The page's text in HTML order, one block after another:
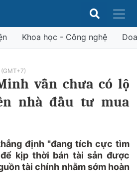
Khoa học - Công nghệ
vẫn chưa có lộ
nhà đầu tư mua
định "đang tích cực tìm
kịp thời bán tài sản được
tài chính nhằm sớm hoàn